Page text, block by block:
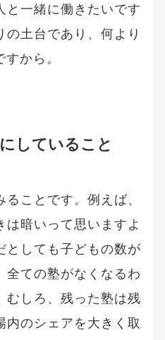
と一緒に働きたいです
の土台であり、何より
から。
していること
ことです。例えば、
は暗いって思いますよ
としても子どもの数が
全ての塾がなくなるわ
むしろ、残った塾は残
内のシェアを大きく取